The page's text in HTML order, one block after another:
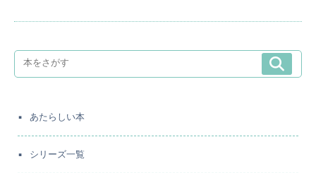
あたらしい本
シリーズ一覧